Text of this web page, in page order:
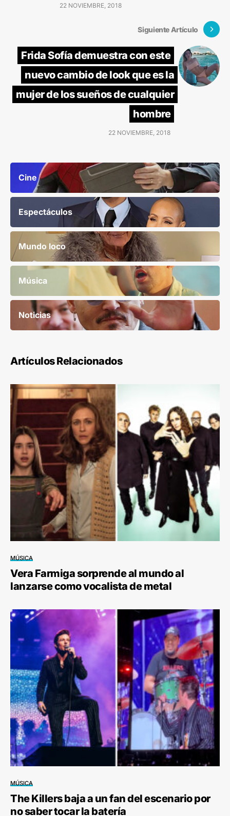
22 NOVIEMBRE, 2018
Siguiente Artículo
Frida Sofía demuestra con este
nuevo cambio de look que es la
mujer de los sueños de cualquier
hombre
22 NOVIEMBRE, 2018
Cine
Espectáculos
Mundo loco
Música
Noticias
Artículos Relacionados
MÚSICA
Vera Farmiga sorprende al mundo al
lanzarse como vocalista de metal
MÚSICA
The Killers baja a un fan del escenario por
no saber tocar la batería